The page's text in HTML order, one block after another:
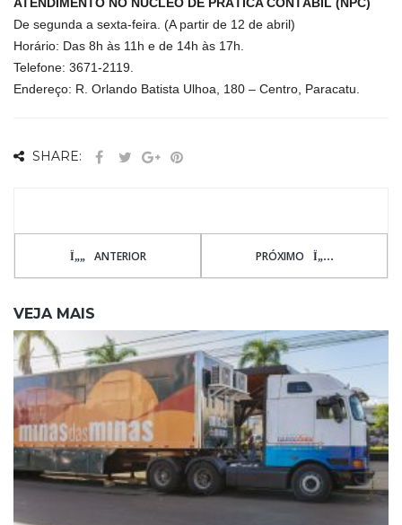
De segunda a sexta-feira. (A partir de 12 de abril)
Horário: Das 8h às 11h e de 14h às 17h.
Telefone: 3671-2119.
Endereço: R. Orlando Batista Ulhoa, 180 – Centro, Paracatu.
SHARE:
ANTERIOR PRÓXIMO
VEJA MAIS